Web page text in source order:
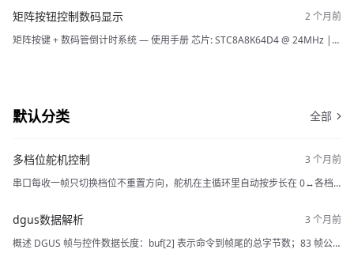
矩阵按钮控制数码显示
矩阵按键 + 数码管倒计时系统 — 使用手册 芯片: STC8A8K64D4 @ 24MHz |
默认分类 全部
多档位舵机控制
串口每收一帧只切换档位不重置方向，舵机在主循环里自动按步长在 0↔各档
dgus数据解析
概述 DGUS 帧与控件数据长度：buf[2] 表示命令到帧尾的总字节数；83 帧公